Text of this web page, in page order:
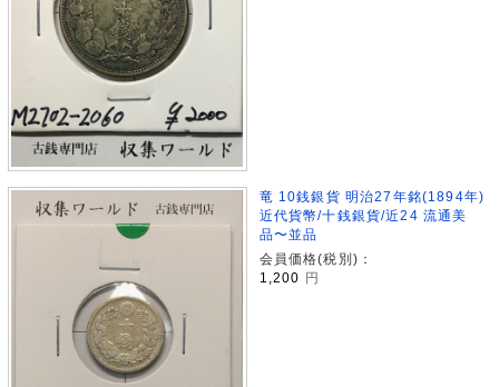
竜 10銭銀貨 明治27年銘(1894年)
近代貨幣/十銭銀貨/近24 流通美
品〜並品
会員価格(税別)：
1,200 円